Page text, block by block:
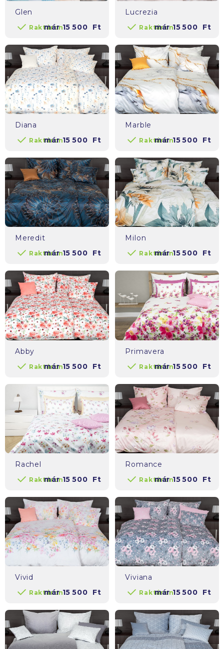
Glen
Raktáron
már15 500 Ft
Lucrezia
Raktáron
már15 500 Ft
Diana
Raktáron
már15 500 Ft
Marble
Raktáron
már15 500 Ft
Meredit
Raktáron
már15 500 Ft
Milon
Raktáron
már15 500 Ft
Abby
Raktáron
már15 500 Ft
Primavera
Raktáron
már15 500 Ft
Rachel
Raktáron
már15 500 Ft
Romance
Raktáron
már15 500 Ft
Vivid
Raktáron
már15 500 Ft
Viviana
Raktáron
már15 500 Ft